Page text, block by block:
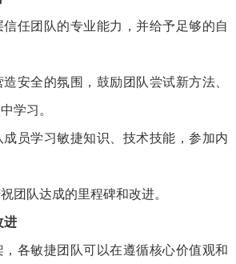
信任团队的专业能力，并给予足够的自
造安全的氛围，鼓励团队尝试新方法、
学习。
成员学习敏捷知识、技术技能，参加内
团队达成的里程碑和改进。
进
各敏捷团队可以在遵循核心价值观和